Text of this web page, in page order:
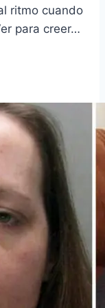
ritmo cuando
para creer…